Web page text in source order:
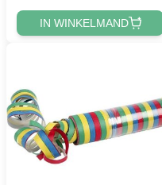
IN WINKELMAND